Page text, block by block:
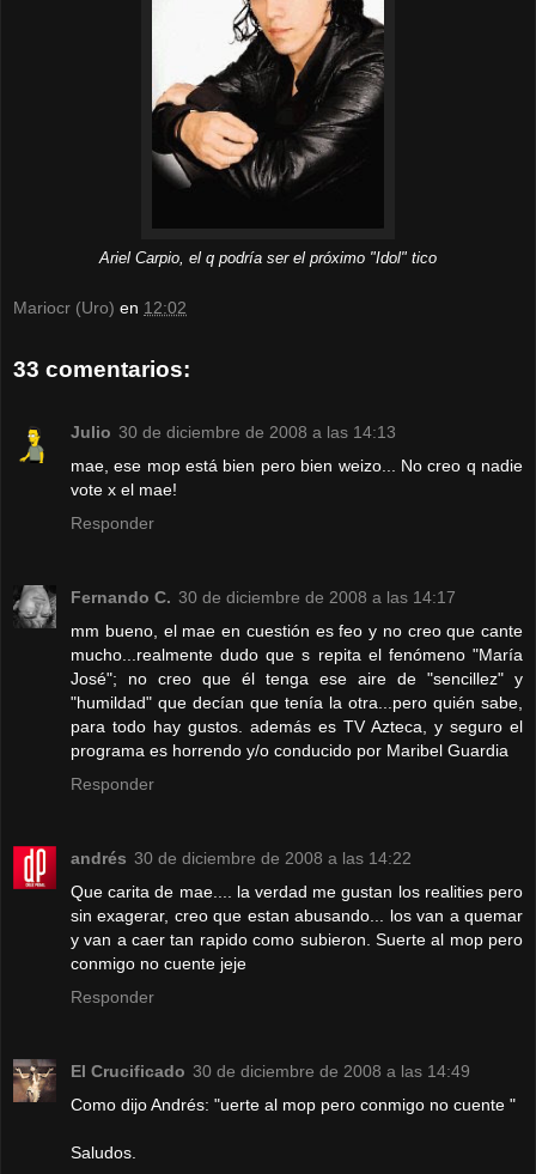
Ariel Carpio, el q podría ser el próximo "Idol" tico
Mariocr (Uro) en 12:02
33 comentarios:
Julio 30 de diciembre de 2008 a las 14:13
mae, ese mop está bien pero bien weizo... No creo q nadie
vote x el mae!
Responder
Fernando C. 30 de diciembre de 2008 a las 14:17
mm bueno, el mae en cuestión es feo y no creo que cante
mucho...realmente dudo que s repita el fenómeno "María
José"; no creo que él tenga ese aire de "sencillez" y
"humildad" que decían que tenía la otra...pero quién sabe,
para todo hay gustos. además es TV Azteca, y seguro el
programa es horrendo y/o conducido por Maribel Guardia
Responder
andrés 30 de diciembre de 2008 a las 14:22
Que carita de mae.... la verdad me gustan los realities pero
sin exagerar, creo que estan abusando... los van a quemar
y van a caer tan rapido como subieron. Suerte al mop pero
conmigo no cuente jeje
Responder
El Crucificado 30 de diciembre de 2008 a las 14:49
Como dijo Andrés: "uerte al mop pero conmigo no cuente "
Saludos.